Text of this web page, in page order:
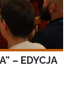
– EDYCJA